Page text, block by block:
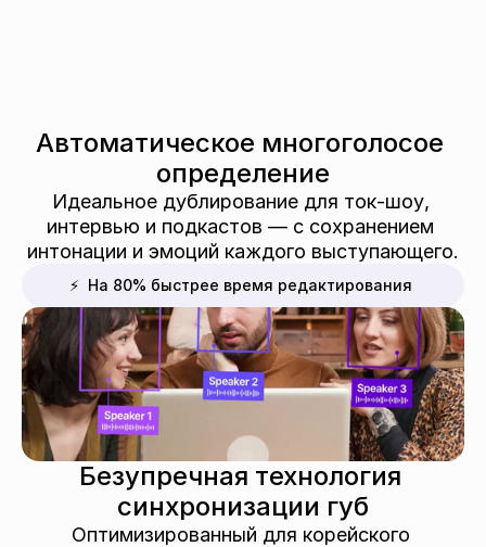
Автоматическое многоголосое
определение
Идеальное дублирование для ток-шоу,
интервью и подкастов — с сохранением
интонации и эмоций каждого выступающего.
⚡  На 80% быстрее время редактирования
Безупречная технология
синхронизации губ
Оптимизированный для корейского